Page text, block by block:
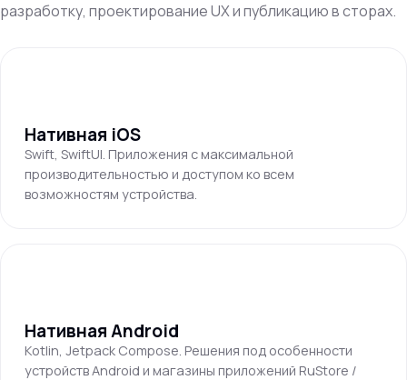
разработку, проектирование UX и публикацию в сторах.
Нативная iOS
Swift, SwiftUI. Приложения с максимальной
производительностью и доступом ко всем
возможностям устройства.
Нативная Android
Kotlin, Jetpack Compose. Решения под особенности
устройств Android и магазины приложений RuStore /